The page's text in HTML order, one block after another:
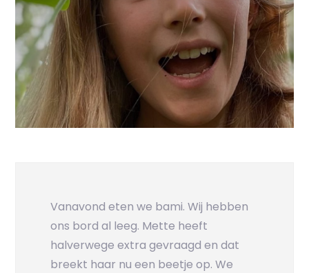
Vanavond eten we bami. Wij hebben
ons bord al leeg. Mette heeft
halverwege extra gevraagd en dat
breekt haar nu een beetje op. We